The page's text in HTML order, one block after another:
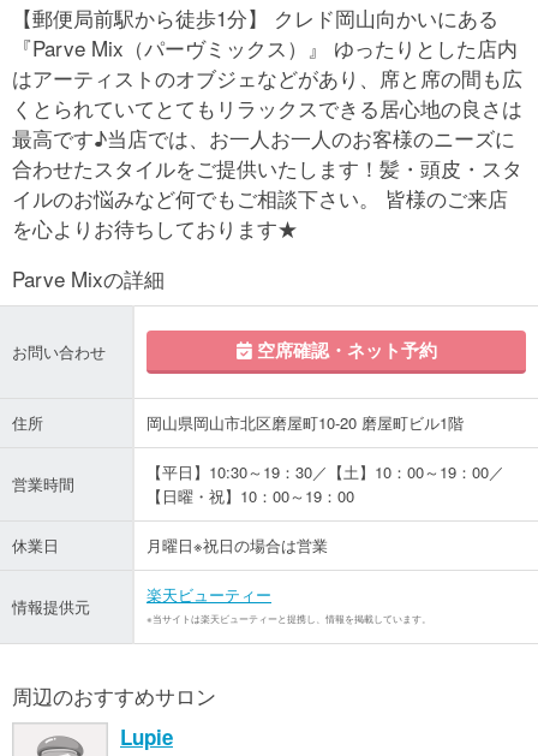
【郵便局前駅から徒歩1分】 クレド岡山向かいにある
『Parve Mix（パーヴミックス）』 ゆったりとした店内
はアーティストのオブジェなどがあり、席と席の間も広
くとられていてとてもリラックスできる居心地の良さは
最高です♪当店では、お一人お一人のお客様のニーズに
合わせたスタイルをご提供いたします！髪・頭皮・スタ
イルのお悩みなど何でもご相談下さい。 皆様のご来店
を心よりお待ちしております★
Parve Mixの詳細
お問い合わせ 空席確認・ネット予約
住所 岡山県岡山市北区磨屋町10-20 磨屋町ビル1階
営業時間
【平日】10:30～19：30／【土】10：00～19：00／
【日曜・祝】10：00～19：00
休業日 月曜日※祝日の場合は営業
情報提供元
楽天ビューティー
※当サイトは楽天ビューティーと提携し、情報を掲載しています。
周辺のおすすめサロン
Lupie